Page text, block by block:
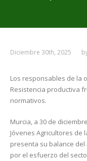
Diciembre 30th, 2025
Los responsables de la
Resistencia productiva
normativos.
Murcia, a 30 de
Jóvenes Agricultores de
presenta su balance del
por el esfuerzo del